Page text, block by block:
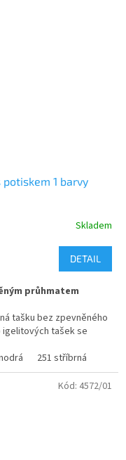
1 barvy
Skladem
DETAIL
průhmatem
tašku bez zpevněného
igelitových tašek se
251 stříbrná
Kód: 4572/01